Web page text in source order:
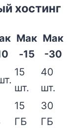
хостинг
Мак
-15
Мак
-30
15
шт.
40
шт.
15
ГБ
30
ГБ